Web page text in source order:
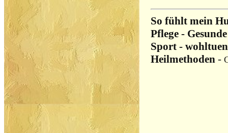
So fühlt mein
Pflege -
Sport -
Heilmethoden -